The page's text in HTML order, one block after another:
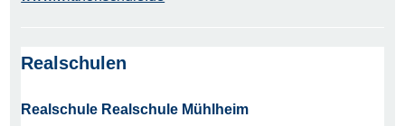
Realschulen
Realschule Realschule Mühlheim